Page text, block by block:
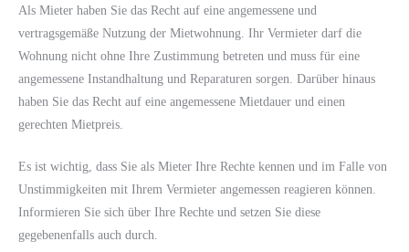
Als Mieter haben Sie das Recht auf eine angemessene und
vertragsgemäße Nutzung der Mietwohnung. Ihr Vermieter darf die
Wohnung nicht ohne Ihre Zustimmung betreten und muss für eine
angemessene Instandhaltung und Reparaturen sorgen. Darüber hinaus
haben Sie das Recht auf eine angemessene Mietdauer und einen
gerechten Mietpreis.
Es ist wichtig, dass Sie als Mieter Ihre Rechte kennen und im Falle von
Unstimmigkeiten mit Ihrem Vermieter angemessen reagieren können.
Informieren Sie sich über Ihre Rechte und setzen Sie diese
gegebenenfalls auch durch.